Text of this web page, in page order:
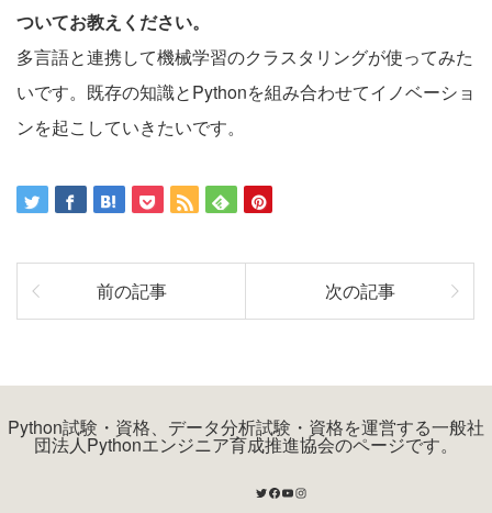
ついてお教えください。
多言語と連携して機械学習のクラスタリングが使ってみた
いです。既存の知識とPythonを組み合わせてイノベーショ
ンを起こしていきたいです。
前の記事 次の記事
Python試験・資格、データ分析試験・資格を運営する一般社
団法人Pythonエンジニア育成推進協会のページです。
Twitter
Facebook
YouTube
Instagram